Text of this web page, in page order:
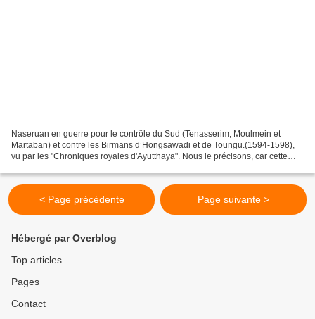
Naseruan en guerre pour le contrôle du Sud (Tenasserim, Moulmein et
Martaban) et contre les Birmans d’Hongsawadi et de Toungu.(1594-1598),
vu par les "Chroniques royales d'Ayutthaya". Nous le précisons, car cette
< Page précédente Page suivante >
Hébergé par Overblog
Top articles
Pages
Contact